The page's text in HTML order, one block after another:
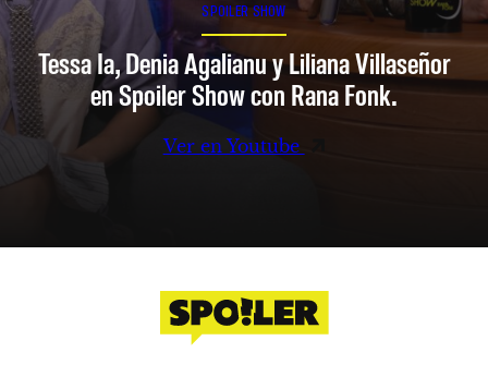
SPOILER SHOW
Tessa Ia, Denia Agalianu y Liliana Villaseñor
en Spoiler Show con Rana Fonk.
Ver en Youtube